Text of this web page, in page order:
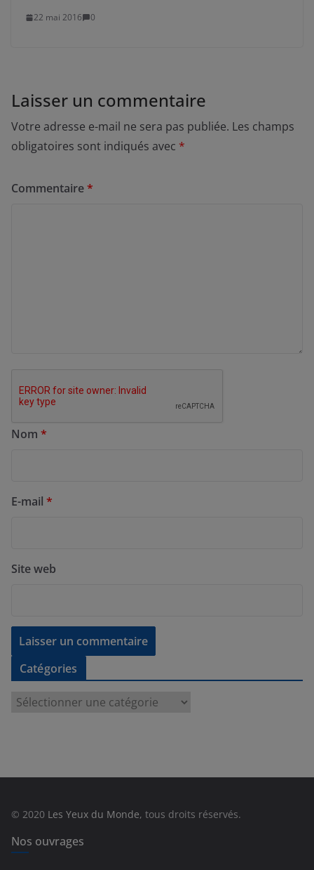
22 mai 2016 0
Laisser un commentaire
Votre adresse e-mail ne sera pas publiée. Les champs
obligatoires sont indiqués avec *
Commentaire*
Nom *
E-mail *
Site web
Catégories
e
© 2020 Les Yeux du Monde, tous droits réservés.
Nos ouvrages